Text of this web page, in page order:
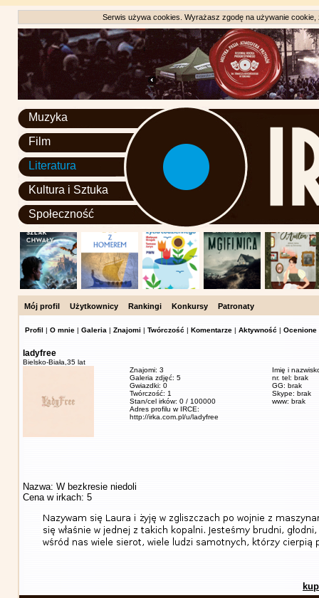
Serwis używa cookies. Wyrażasz zgodę na używanie
Muzyka
Film
Literatura
Kultura i Sztuka
Społeczność
Mój profil Użytkownicy Rankingi Konkursy Patronaty
Profil | O mnie | Galeria | Znajomi | Twórczość | Komentarze | Aktywność | Ocenione
ladyfree
Bielsko-Biała, 35 lat
Znajomi: 3
Galeria zdjęć: 5
Gwiazdki: 0
Twórczość: 1
Stan/cel irków: 0 / 100000
Adres profilu w IRCE:
http://irka.com.pl/u/ladyfree
Imię i
nr. tel: brak
GG: brak
Skype: brak
www: brak
Nazwa: W bezkresie niedoli
Cena w irkach: 5